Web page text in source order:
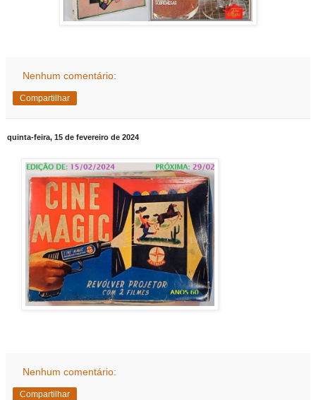
Nenhum comentário:
Compartilhar
quinta-feira, 15 de fevereiro de 2024
Nenhum comentário:
Compartilhar